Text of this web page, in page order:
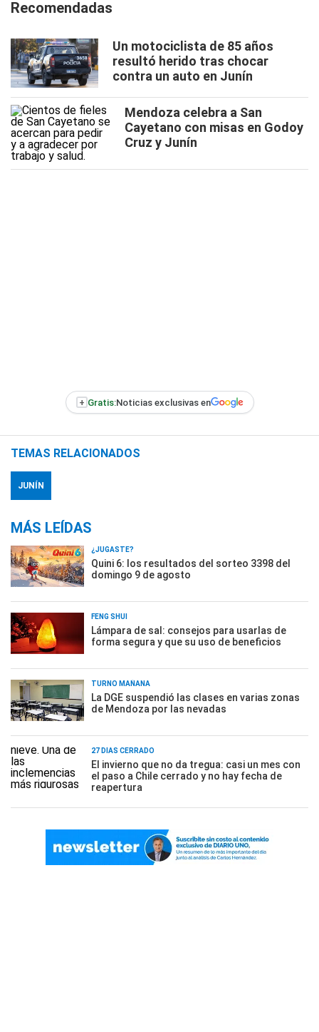
Recomendadas
Un motociclista de 85 años
resultó herido tras chocar
contra un auto en Junín
Mendoza celebra a San
Cayetano con misas en Godoy
Cruz y Junín
+ Gratis:Noticias exclusivas en
TEMAS RELACIONADOS
JUNÍN
MÁS LEÍDAS
¿JUGASTE?
Quini 6: los resultados del sorteo 3398 del
domingo 9 de agosto
FENG SHUI
Lámpara de sal: consejos para usarlas de
forma segura y que su uso de beneficios
TURNO MAÑANA
La DGE suspendió las clases en varias zonas
de Mendoza por las nevadas
27 DÍAS CERRADO
El invierno que no da tregua: casi un mes con
el paso a Chile cerrado y no hay fecha de
reapertura